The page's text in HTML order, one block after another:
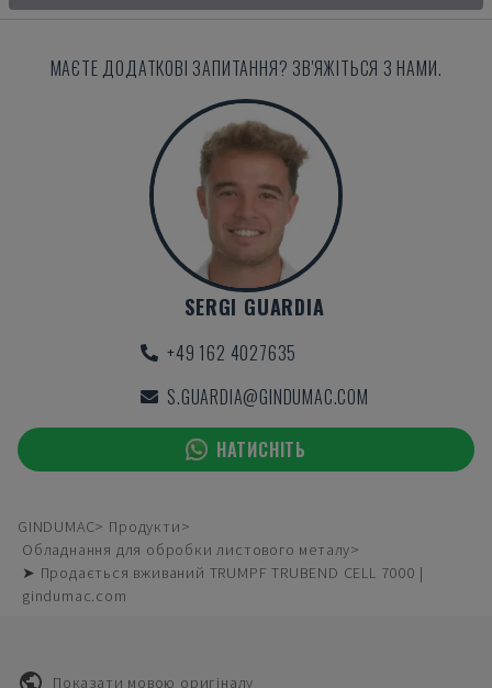
МАЄТЕ ДОДАТКОВІ ЗАПИТАННЯ? ЗВ'ЯЖІТЬСЯ З НАМИ.
SERGI GUARDIA
+49 162 4027635
S.GUARDIA@GINDUMAC.COM
НАТИСНІТЬ
GINDUMAC
Продукти
Обладнання для обробки листового металу
➤ Продається вживаний TRUMPF TRUBEND CELL 7000 |
gindumac.com
Показати мовою оригіналу